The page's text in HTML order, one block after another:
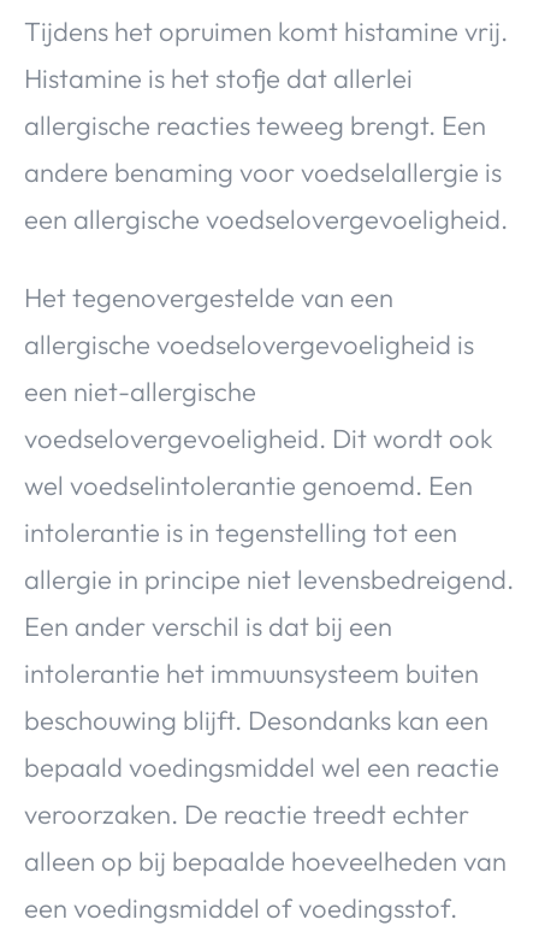
Tijdens het opruimen komt histamine vrij.
Histamine is het stofje dat allerlei
allergische reacties teweeg brengt. Een
andere benaming voor voedselallergie is
een allergische voedselovergevoeligheid.
Het tegenovergestelde van een
allergische voedselovergevoeligheid is
een niet-allergische
voedselovergevoeligheid. Dit wordt ook
wel voedselintolerantie genoemd. Een
intolerantie is in tegenstelling tot een
allergie in principe niet levensbedreigend.
Een ander verschil is dat bij een
intolerantie het immuunsysteem buiten
beschouwing blijft. Desondanks kan een
bepaald voedingsmiddel wel een reactie
veroorzaken. De reactie treedt echter
alleen op bij bepaalde hoeveelheden van
een voedingsmiddel of voedingsstof.